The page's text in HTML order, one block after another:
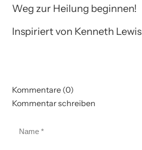
Weg zur Heilung beginnen!
Inspiriert von Kenneth Lewis
Kommentare (0)
Kommentar schreiben